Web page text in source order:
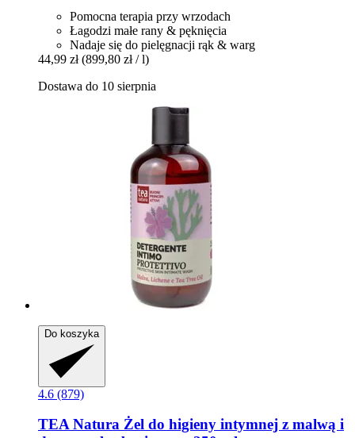
Pomocna terapia przy wrzodach
Łagodzi małe rany & pęknięcia
Nadaje się do pielęgnacji rąk & warg
44,99 zł (899,80 zł / l)
Dostawa do 10 sierpnia
Do koszyka
4.6 (879)
TEA Natura Żel do higieny intymnej z malwą i